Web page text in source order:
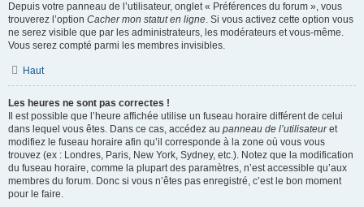
Depuis votre panneau de l’utilisateur, onglet « Préférences du forum », vous
trouverez l’option Cacher mon statut en ligne. Si vous activez cette option vous
ne serez visible que par les administrateurs, les modérateurs et vous-même.
Vous serez compté parmi les membres invisibles.
Haut
Les heures ne sont pas correctes !
Il est possible que l’heure affichée utilise un fuseau horaire différent de celui
dans lequel vous êtes. Dans ce cas, accédez au panneau de l’utilisateuret
modifiez le fuseau horaire afin qu’il corresponde à la zone où vous vous
trouvez (ex : Londres, Paris, New York, Sydney, etc.). Notez que la modification
du fuseau horaire, comme la plupart des paramètres, n’est accessible qu’aux
membres du forum. Donc si vous n’êtes pas enregistré, c’est le bon moment
pour le faire.